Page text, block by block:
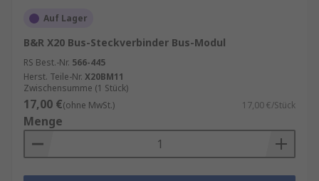
Auf Lager
B&R X20 Bus-Steckverbinder Bus-Modul
RS Best.-Nr. 566-445
Herst. Teile-Nr. X20BM11
Zwischensumme (1 Stück)
17,00 €(ohne MwSt.) 17,00 €/Stück
Menge